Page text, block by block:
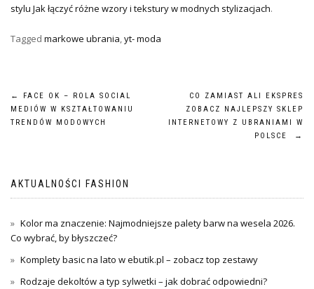
stylu Jak łączyć różne wzory i tekstury w modnych stylizacjach.
Tagged markowe ubrania,yt- moda
Nawigacja
wpisu
←
FACE OK – ROLA SOCIAL
MEDIÓW W KSZTAŁTOWANIU
TRENDÓW MODOWYCH
CO ZAMIAST ALI EKSPRES
ZOBACZ NAJLEPSZY SKLEP
INTERNETOWY Z UBRANIAMI W
POLSCE
→
AKTUALNOŚCI FASHION
Kolor ma znaczenie: Najmodniejsze palety barw na wesela 2026.
Co wybrać, by błyszczeć?
Komplety basic na lato w ebutik.pl – zobacz top zestawy
Rodzaje dekoltów a typ sylwetki – jak dobrać odpowiedni?